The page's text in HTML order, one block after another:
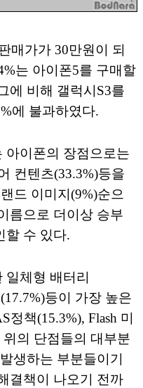
매가가 30만원이 되
는 아이폰5를 구매할
에 비해 갤럭시S3를
에 불과하였다.
아이폰의 장점으로는
컨텐츠(33.3%)등을
드 이미지(9%)순으
름으로 더이상 승부
할 수 있다.
체형 배터리
등이 가장 높은
책(15.3%), Flash 미
의 단점들의 대부분
생하는 부분들이기
결책이 나오기 전까